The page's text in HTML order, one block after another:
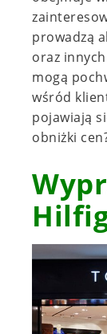
prowadzą
oraz
mogą
wśród
pojawiają
obniżki